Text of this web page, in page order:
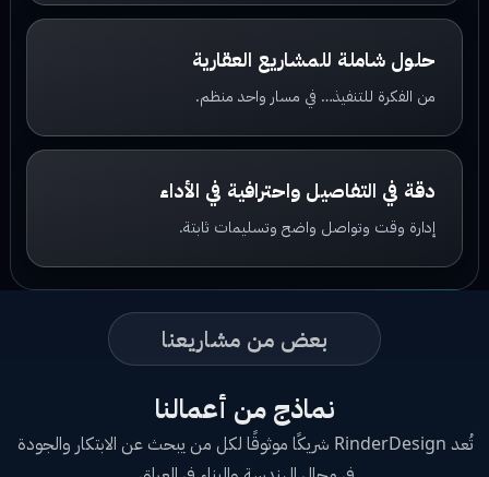
حلول شاملة للمشاريع العقارية
من الفكرة للتنفيذ… في مسار واحد منظم.
دقة في التفاصيل واحترافية في الأداء
إدارة وقت وتواصل واضح وتسليمات ثابتة.
بعض من مشاريعنا
نماذج من أعمالنا
تُعد RinderDesign شريكًا موثوقًا لكل من يبحث عن الابتكار والجودة